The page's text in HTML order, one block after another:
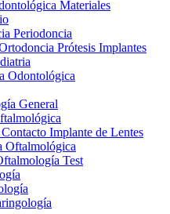
Materiales
Periodoncia
Prótesis Implantes
Odontológica
General
Implante de Lentes
Oftalmológica
Test